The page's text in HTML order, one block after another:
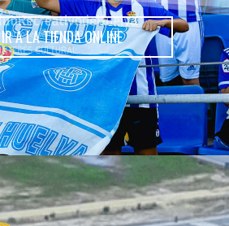
IR A LA TIENDA ONLINE